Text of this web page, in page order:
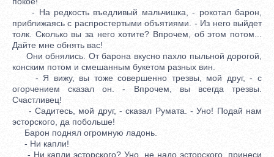
- На редкость въедливый мальчишка, - рокотал барон,
приближаясь с распростертыми объятиями. - Из него выйдет
толк. Сколько вы за него хотите? Впрочем, об этом потом...
Дайте мне обнять вас!
Они обнялись. От барона вкусно пахло пыльной дорогой,
конским потом и смешанным букетом разных вин.
- Я вижу, вы тоже совершенно трезвы, мой друг, - с
огорчением сказал он. - Впрочем, вы всегда трезвы.
Счастливец!
- Садитесь, мой друг, - сказал Румата. - Уно! Подай нам
эсторского, да побольше!
Барон поднял огромную ладонь.
- Ни капли!
- Ни капли эсторского? Уно, не надо эсторского, принеси